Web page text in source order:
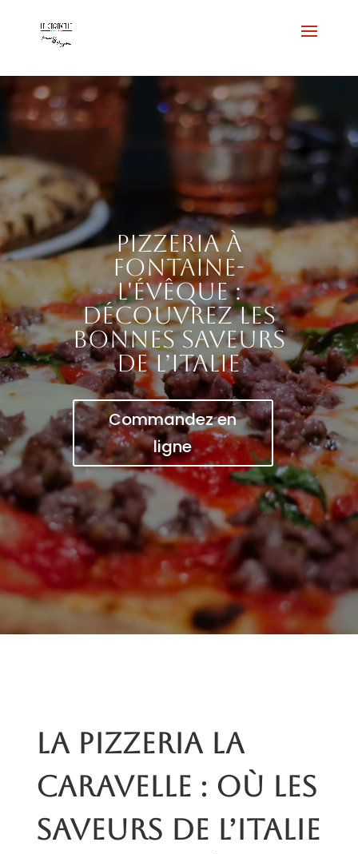
Pizzeria à
Fontaine-
l'Évêque :
découvrez les
bonnes saveurs
de l’Italie
Commandez en
ligne
La pizzeria La
Caravelle : où les
saveurs de l’Italie